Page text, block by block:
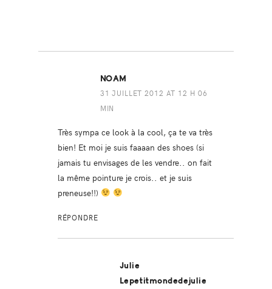
NOAM
31 JUILLET 2012 AT 12 H 06
MIN
Très sympa ce look à la cool, ça te va très
bien! Et moi je suis faaaan des shoes (si
jamais tu envisages de les vendre.. on fait
la même pointure je crois.. et je suis
preneuse!!)
RÉPONDRE
Julie
Lepetitmondedejulie